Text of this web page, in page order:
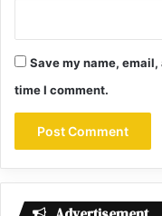
Save my name,
time I comment.